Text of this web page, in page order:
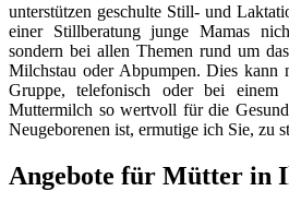
unterstützen geschulte Still- und
einer Stillberatung junge Mamas
sondern bei allen Themen rund um
Milchstau oder Abpumpen. Dies
Gruppe, telefonisch oder bei einem
Muttermilch so wertvoll für die
Neugeborenen ist, ermutige ich Sie, zu
Angebote für Mütter in